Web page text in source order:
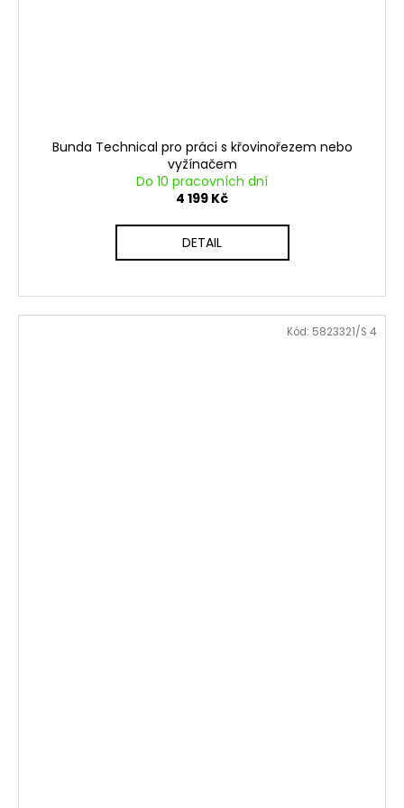
Bunda Technical pro práci s křovinořezem nebo
vyžínačem
Do 10 pracovních dní
4 199 Kč
DETAIL
Kód: 5823321/S 4